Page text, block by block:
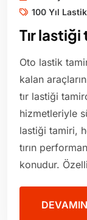
100 Yıl
Tır
Oto lastik
kalan
tır lastiği
hizmetleriyle
lastiği tamiri,
tırın
konudur.